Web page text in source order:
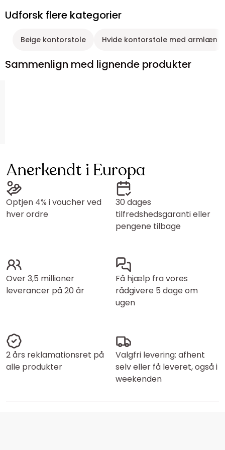
Udforsk flere kategorier
Beige kontorstole Hvide kontorstole med armlæn
Sammenlign med lignende produkter
Anerkendt i Europa
Optjen 4% i voucher ved
hver ordre
30 dages
tilfredshedsgaranti eller
pengene tilbage
Over 3,5 millioner
leverancer på 20 år
Få hjælp fra vores
rådgivere 5 dage om
ugen
2 års reklamationsret på
alle produkter
Valgfri levering: afhent
selv eller få leveret, også i
weekenden